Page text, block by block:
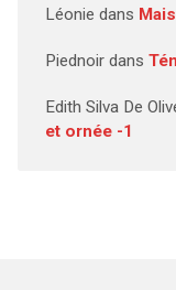
Léonie dans
Piednoirdans
Edith Silva De
et ornée -1